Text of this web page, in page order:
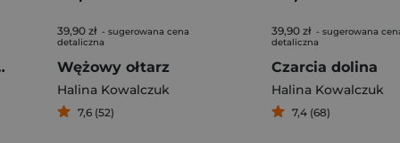
39,90 zł - sugerowana cena
detaliczna
Wężowy ołtarz
Halina Kowalczuk
7,6 (52)
39,90 zł - sugerowana
detaliczna
Czarcia dolina
Halina Kowalczuk
7,4 (68)